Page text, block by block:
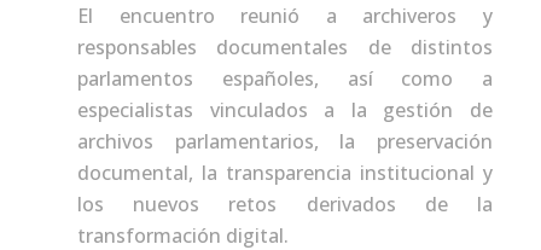
El encuentro reunió a archiveros y
responsables documentales de distintos
parlamentos españoles, así como a
especialistas vinculados a la gestión de
archivos parlamentarios, la preservación
documental, la transparencia institucional y
los nuevos retos derivados de la
transformación digital.